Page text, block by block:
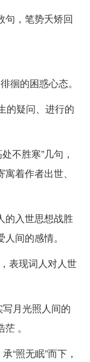
句，笔势夭矫回
徊的困惑心态。
的疑问、进行的
不胜寒”几句，
着作者出世、
的入世思想战胜
间的感情。
表现词人对人世
写月光照人间的
。
“照无眠”而下，